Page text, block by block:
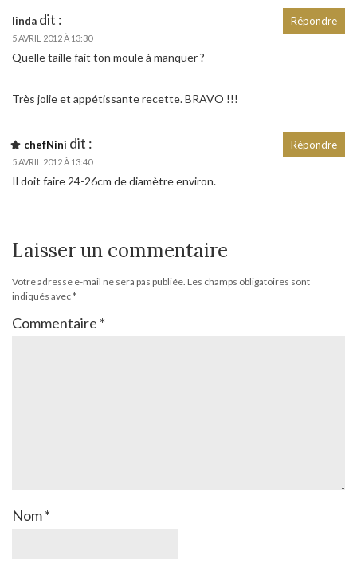
linda dit :
5 AVRIL 2012 À 13:30
Quelle taille fait ton moule à manquer ?
Très jolie et appétissante recette. BRAVO !!!
Répondre
chefNini dit :
5 AVRIL 2012 À 13:40
Il doit faire 24-26cm de diamètre environ.
Répondre
Laisser un commentaire
Votre adresse e-mail ne sera pas publiée. Les champs obligatoires sont
indiqués avec*
Commentaire *
Nom*